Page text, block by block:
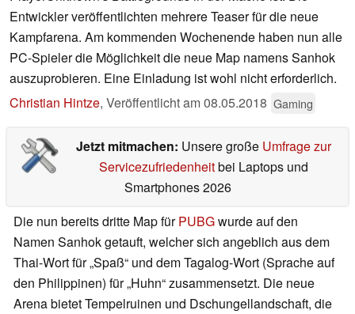
Entwickler veröffentlichten mehrere Teaser für die neue
Kampfarena. Am kommenden Wochenende haben nun alle
PC-Spieler die Möglichkeit die neue Map namens Sanhok
auszuprobieren. Eine Einladung ist wohl nicht erforderlich.
Christian Hintze, Veröffentlicht am08.05.2018 Gaming
Jetzt mitmachen: Unsere große Umfrage zur
Servicezufriedenheitbei Laptops und
Smartphones 2026
Die nun bereits dritte Map fürPUBGwurde auf den
Namen Sanhok getauft, welcher sich angeblich aus dem
Thai-Wort für „Spaß“ und dem Tagalog-Wort (Sprache auf
den Philippinen) für „Huhn“ zusammensetzt. Die neue
Arena bietet Tempelruinen und Dschungellandschaft, die